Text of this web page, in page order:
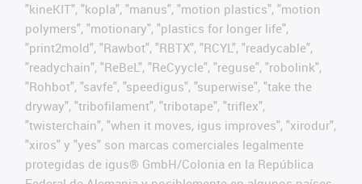
"kineKIT", "kopla", "manus", "motion plastics", "motion
polymers", "motionary", "plastics for longer life",
"print2mold", "Rawbot", "RBTX", "RCYL", "readycable",
"readychain", "ReBeL", "ReCyycle", "reguse", "robolink",
"Rohbot", "savfe", "speedigus", "superwise", "take the
dryway", "tribofilament", "tribotape", "triflex",
"twisterchain", "when it moves, igus improves", "xirodur",
"xiros" y "yes" son marcas comerciales legalmente
protegidas de igus® GmbH/Colonia en la República